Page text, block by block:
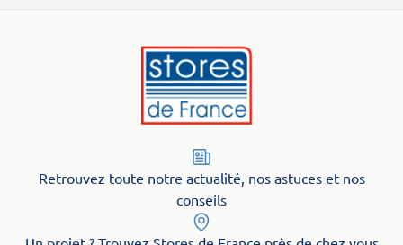
Retrouvez toute notre actualité, nos astuces et nos
conseils